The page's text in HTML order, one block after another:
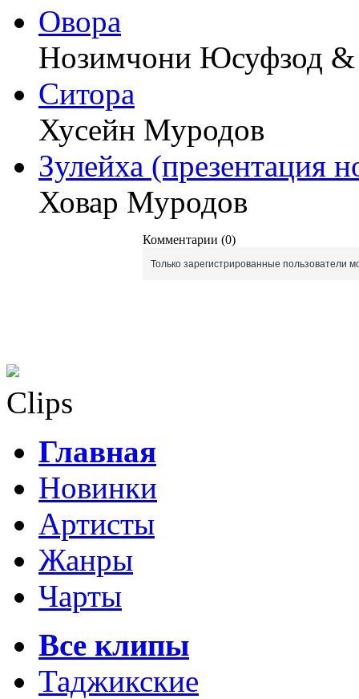
Овора
Нозимчони Юсуфзод
Ситора
Хусейн Муродов
Зулейха (презентация
Ховар Муродов
Комментарии (0)
Только зарегистрированные пользователи
Clips
Главная
Новинки
Артисты
Жанры
Чарты
Все клипы
Таджикские